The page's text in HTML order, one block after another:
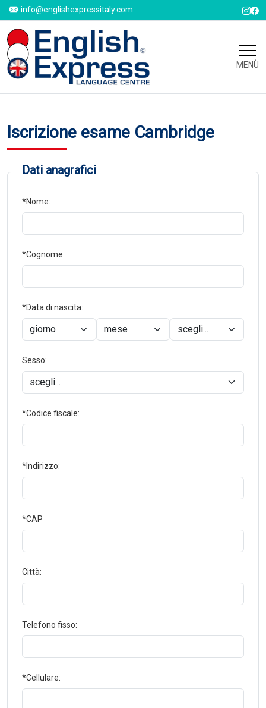
info@englishexpressitaly.com
MENÙ
Iscrizione esame Cambridge
Dati anagrafici
*Nome:
*Cognome:
*Data di nascita:
Sesso:
*Codice fiscale:
*Indirizzo:
*CAP
Città:
Telefono fisso:
*Cellulare: